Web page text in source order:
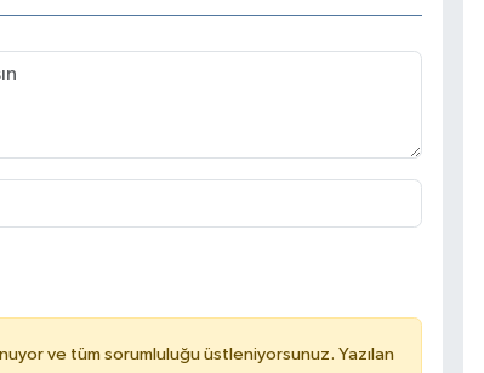
ve tüm sorumluluğu üstleniyorsunuz. Yazılan